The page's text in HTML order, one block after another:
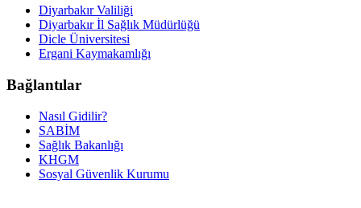
Diyarbakır Valiliği
Diyarbakır İl Sağlık Müdürlüğü
Dicle Üniversitesi
Ergani Kaymakamlığı
Bağlantılar
Nasıl Gidilir?
SABİM
Sağlık Bakanlığı
KHGM
Sosyal Güvenlik Kurumu